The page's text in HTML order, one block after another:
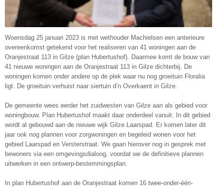
Woensdag 25 januari 2023 is met wethouder Machielsen een anterieure
overeenkomst getekend voor het realiseren van 41 woningen aan de
Oranjestraat 113 in Gilze (plan Hubertushof). Daarmee komt de bouw van
41 nieuwe woningen aan de Oranjestraat 113 in Gilze dichterbij. De
woningen komen onder andere op de plek waar nu nog groeituin Floralia
ligt. De groeituin verhuist naar siertuin d’n Overkaent in Gilze.
De gemeente wees eerder het zuidwesten van Gilze aan als gebied voor
woningbouw. Plan Hubertushof maakt daar onderdeel vanuit. In dit gebied
wordt al gebouwd aan de nieuwe wijk Gilze Laarspad. Er komen later dit
jaar ook nog plannen voor zorgwoningen en begeleid wonen voor het
gebied Laarspad en Versterstraat. We gaan hierover nog in gesprek met
bewoners via een omgevingsdialoog, voordat we de definitieve plannen
uitwerken in een ontwerp-bestemmingsplan.
In plan Hubertushof aan de Oranjestraat komen 16 twee-onder-één-